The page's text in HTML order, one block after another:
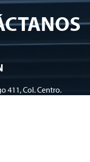
411, Col. Centro.